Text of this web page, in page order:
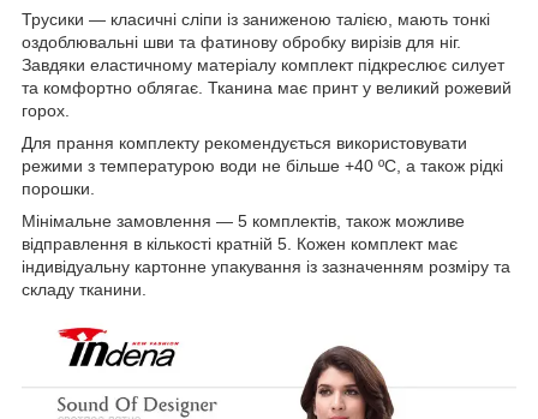
Трусики — класичні сліпи із заниженою талією, мають тонкі
оздоблювальні шви та фатинову обробку вирізів для ніг.
Завдяки еластичному матеріалу комплект підкреслює силует
та комфортно облягає. Тканина має принт у великий рожевий
горох.
Для прання комплекту рекомендується використовувати
режими з температурою води не більше +40 ºС, а також рідкі
порошки.
Мінімальне замовлення — 5 комплектів, також можливе
відправлення в кількості кратній 5. Кожен комплект має
індивідуальну картонне упакування із зазначенням розміру та
складу тканини.